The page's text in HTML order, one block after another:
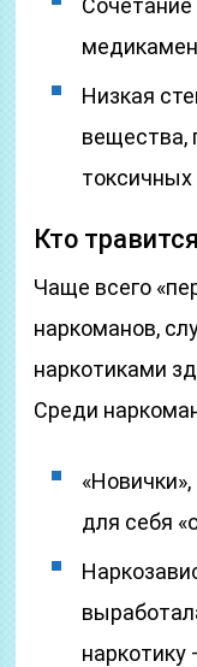
Сочетание
Низкая
вещества,
Кто
Чаще всего
наркоманов,
наркотиками
Среди
для себя